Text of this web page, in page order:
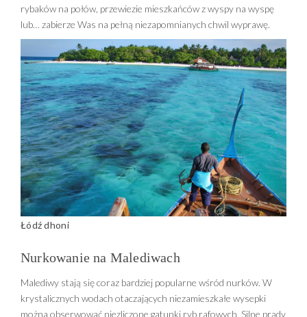
rybaków na połów, przewiezie mieszkańców z wyspy na wyspę
lub… zabierze Was na pełną niezapomnianych chwil wyprawę.
Łódź dhoni
Nurkowanie na Malediwach
Malediwy stają się coraz bardziej popularne wśród nurków. W
krystalicznych wodach otaczających niezamieszkałe wysepki
można obserwować niezliczone gatunki ryb rafowych. Silne prądy